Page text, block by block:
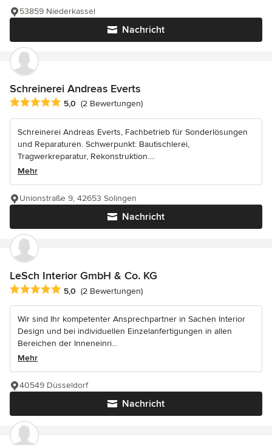
Nachricht
53859 Niederkassel
Schreinerei Andreas Everts
Durchschnittliche Bewertung: 5 von 5 Sternen
5,0 (2 Bewertungen)
Schreinerei Andreas Everts, Fachbetrieb für Sonderlösungen
und Reparaturen. Schwerpunkt: Bautischlerei,
Tragwerkreparatur, Rekonstruktion....
Mehr
Nachricht
Unionstraße 9, 42653 Solingen
LeSch Interior GmbH & Co. KG
Durchschnittliche Bewertung: 5 von 5 Sternen
5,0 (2 Bewertungen)
Wir sind Ihr kompetenter Ansprechpartner in Sachen Interior
Design und bei individuellen Einzelanfertigungen in allen
Bereichen der Inneneinri...
Mehr
Nachricht
40549 Düsseldorf